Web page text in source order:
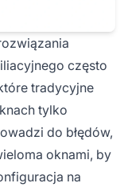
często
tradycyjne
tylko
do błędów,
oknami, by
na